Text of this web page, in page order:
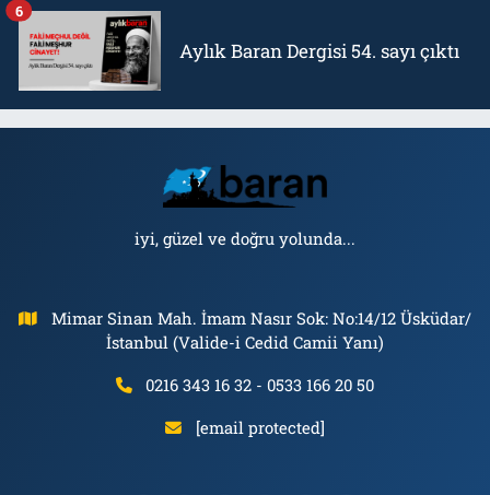
Aylık Baran Dergisi 54. sayı çıktı
6
iyi, güzel ve doğru yolunda...
Mimar Sinan Mah. İmam Nasır Sok: No:14/12 Üsküdar/
İstanbul (Valide-i Cedid Camii Yanı)
0216 343 16 32 - 0533 166 20 50
[email protected]